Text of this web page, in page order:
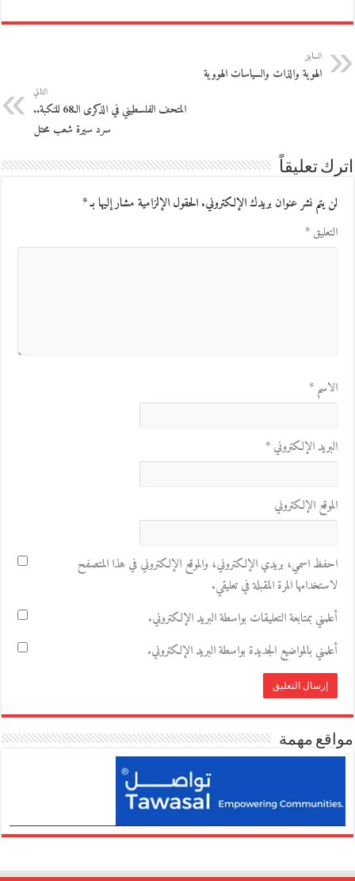
السابق
الهوية والذات والسياسات الهووية
التالي
المتحف الفلسطيني في الذكرى الـ68 للنكبة..
سرد سيرة شعب محتل
اترك تعليقاً
لن يتم نشر عنوان بريدك الإلكتروني.الحقول الإلزامية مشار إليها بـ*
التعليق*
الاسم*
البريد الإلكتروني*
الموقع الإلكتروني
احفظ اسمي، بريدي الإلكتروني، والموقع الإلكتروني في هذا المتصفح
لاستخدامها المرة المقبلة في تعليقي.
أعلمني بمتابعة التعليقات بواسطة البريد الإلكتروني.
أعلمني بالمواضيع الجديدة بواسطة البريد الإلكتروني.
مواقع مهمة